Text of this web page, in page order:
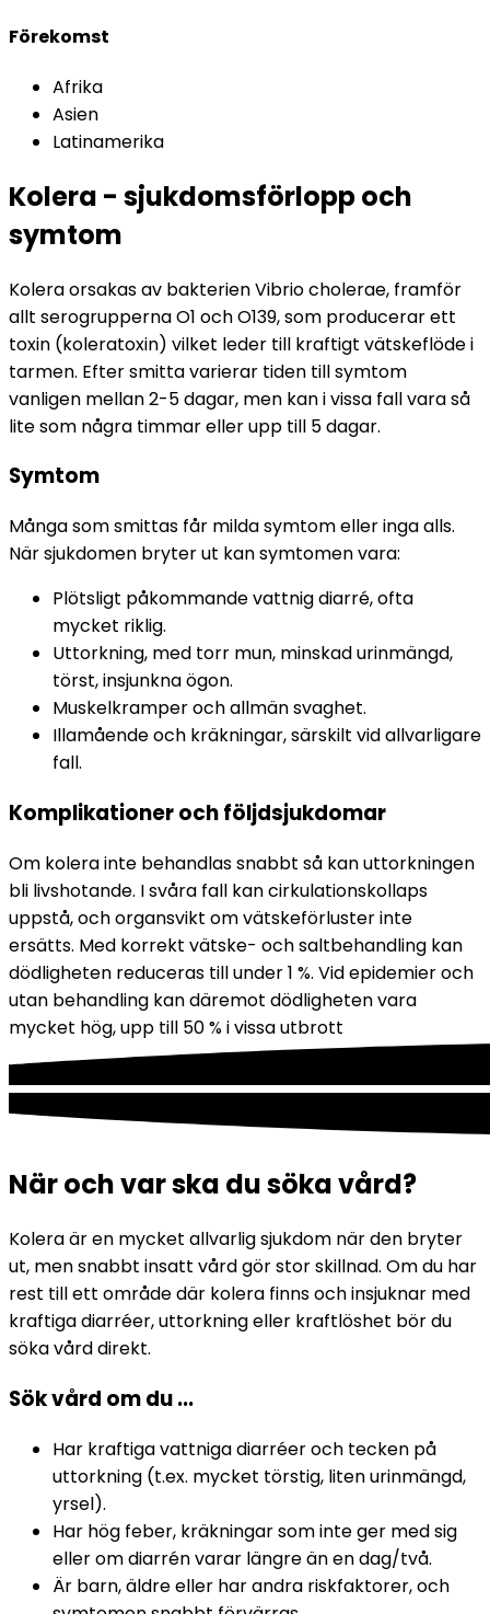
Förekomst
Afrika
Asien
Latinamerika
Kolera - sjukdomsförlopp och
symtom
Kolera orsakas av bakterien Vibrio cholerae, framför
allt serogrupperna O1 och O139, som producerar ett
toxin (koleratoxin) vilket leder till kraftigt vätskeflöde i
tarmen. Efter smitta varierar tiden till symtom
vanligen mellan 2-5 dagar, men kan i vissa fall vara så
lite som några timmar eller upp till 5 dagar.
Symtom
Många som smittas får milda symtom eller inga alls.
När sjukdomen bryter ut kan symtomen vara:
Plötsligt påkommande vattnig diarré, ofta
mycket riklig.
Uttorkning, med torr mun, minskad urinmängd,
törst, insjunkna ögon.
Muskelkramper och allmän svaghet.
Illamående och kräkningar, särskilt vid allvarligare
fall.
Komplikationer och följdsjukdomar
Om kolera inte behandlas snabbt så kan uttorkningen
bli livshotande. I svåra fall kan cirkulationskollaps
uppstå, och organsvikt om vätskeförluster inte
ersätts. Med korrekt vätske- och saltbehandling kan
dödligheten reduceras till under 1 %. Vid epidemier och
utan behandling kan däremot dödligheten vara
mycket hög, upp till 50 % i vissa utbrott
När och var ska du söka vård?
Kolera är en mycket allvarlig sjukdom när den bryter
ut, men snabbt insatt vård gör stor skillnad. Om du har
rest till ett område där kolera finns och insjuknar med
kraftiga diarréer, uttorkning eller kraftlöshet bör du
söka vård direkt.
Sök vård om du ...
Har kraftiga vattniga diarréer och tecken på
uttorkning (t.ex. mycket törstig, liten urinmängd,
yrsel).
Har hög feber, kräkningar som inte ger med sig
eller om diarrén varar längre än en dag/två.
Är barn, äldre eller har andra riskfaktorer, och